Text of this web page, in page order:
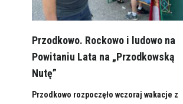
Przodkowo. Rockowo i ludowo na
Powitaniu Lata na „Przodkowską
Nutę”
Przodkowo rozpoczęło wczoraj wakacje z